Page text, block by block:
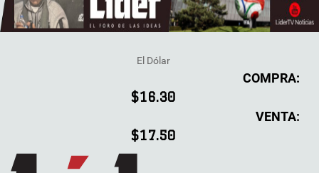
El Dólar
COMPRA:
$16.30
VENTA:
$17.50